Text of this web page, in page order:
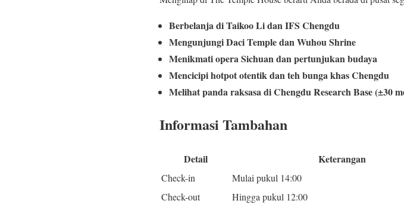
Berbelanja di Taikoo Li dan IFS Chengdu
Mengunjungi Daci Temple dan Wuhou Shrine
Menikmati opera Sichuan dan pertunjukan budaya
Mencicipi hotpot otentik dan teh bunga khas Chengdu
Melihat panda raksasa di Chengdu Research Base (±30
Informasi Tambahan
Detail Keterangan
Check-in
Mulai pukul 14:00
Check-out
Hingga pukul 12:00